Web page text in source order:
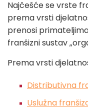
Najčešće se vrste
prema vrsti
prenosi
franšizni sustav
Prema vrsti
Distributivna
Uslužna